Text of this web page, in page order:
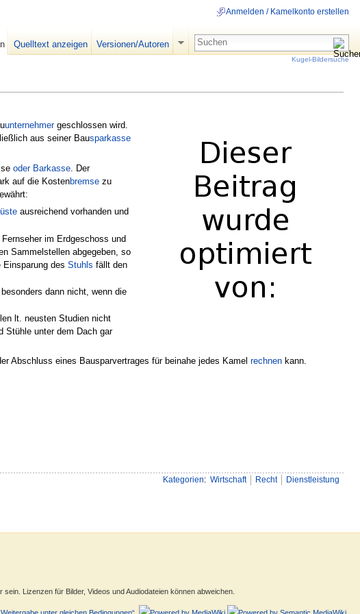
unternehmergeschlossen wird.
aus seiner Bausparkasse
oder Barkasse . Der
auf die Kostenbremse zu
ausreichend vorhanden und
im Erdgeschoss und
Sammelstellen abgegeben, so
des Stuhls fällt den
dann nicht, wenn die
lt. neusten Studien nicht
Stühle unter dem Dach gar
Abschluss eines Bausparvertrages für beinahe jedes Kamel rechnen kann.
Kategorien: Wirtschaft Recht Dienstleistung
Anmelden / Kamelkonto erstellen
Quelltext anzeigen Versionen/Autoren
Kugel-Bildersuche
Lizenzen für Bilder, Videos und Audiodateien können abweichen.